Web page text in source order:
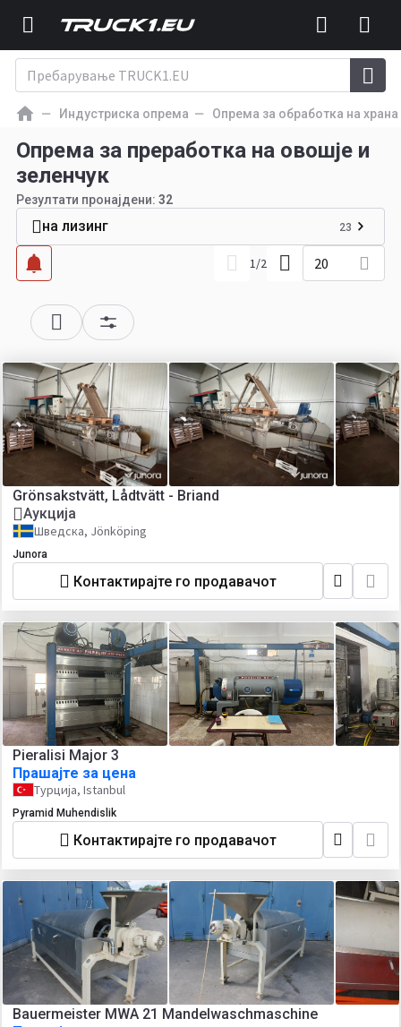
Индустриска опрема Опрема за обработка на храна
Опрема за преработка на овошје и
зеленчук
Резултати пронајдени: 32
на лизинг 23
1/2 20
Grönsakstvätt, Lådtvätt - Briand
Аукција
Шведска, Jönköping
Junora
Контактирајте го продавачот
Pieralisi Major 3
Прашајте за цена
Турција, Istanbul
Pyramid Muhendislik
Контактирајте го продавачот
Bauermeister MWA 21 Mandelwaschmaschine